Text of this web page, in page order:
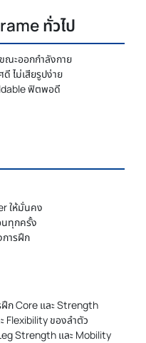
ทั่วไป
ณะออกกำลังกาย
ดี ไม่เสียรูปง่าย
ฟิตพอดี
ให้มั่นคง
ทุกครั้ง
การฝึก
ก Core และ Strength
Flexibility ของลำตัว
Strength และ Mobility